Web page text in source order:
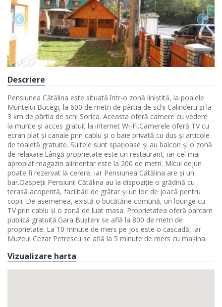
Descriere
Pensiunea Cătălina este situată într-o zonă liniștită, la poalele
Muntelui Bucegi, la 600 de metri de pârtia de schi Calinderu și la
3 km de pârtia de schi Sorica. Aceasta oferă camere cu vedere
la munte și acces gratuit la internet Wi-Fi.Camerele oferă TV cu
ecran plat și canale prin cablu și o baie privată cu duș și articole
de toaletă gratuite. Suitele sunt spațioase și au balcon și o zonă
de relaxare.Lângă proprietate este un restaurant, iar cel mai
apropiat magazin alimentar este la 200 de metri. Micul dejun
poate fi rezervat la cerere, iar Pensiunea Cătălina are și un
bar.Oaspeții Pensiunii Cătălina au la dispoziție o grădină cu
terasă acoperită, facilități de grătar și un loc de joacă pentru
copii. De asemenea, există o bucătărie comună, un lounge cu
TV prin cablu și o zonă de luat masa. Proprietatea oferă parcare
publică gratuită.Gara Bușteni se află la 800 de metri de
proprietate. La 10 minute de mers pe jos este o cascadă, iar
Muzeul Cezar Petrescu se află la 5 minute de mers cu mașina.
Vizualizare harta